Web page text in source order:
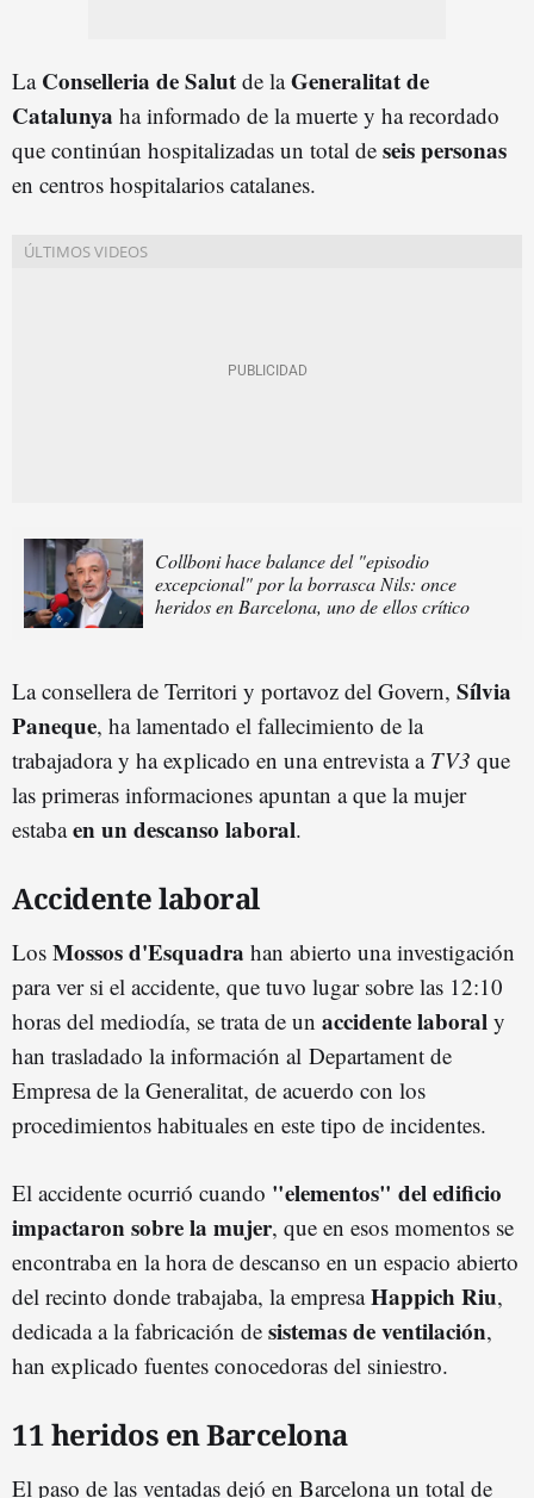
LaConselleria de Salut de laGeneralitat de
Catalunya ha informado de la muerte y ha recordado
que continúan hospitalizadas un total de seis personas
en centros hospitalarios catalanes.
Collboni hace balance del "episodio
excepcional" por la borrasca Nils: once
heridos en Barcelona, uno de ellos crítico
La consellera de Territori y portavoz del Govern, Sílvia
Paneque, ha lamentado el fallecimiento de la
trabajadora y ha explicado en una entrevista a TV3 que
las primeras informaciones apuntan a que la mujer
estabaen un descanso laboral.
Accidente laboral
Los Mossos d'Esquadra han abierto una investigación
para ver si el accidente, que tuvo lugar sobre las 12:10
horas del mediodía, se trata de un accidente laboral y
han trasladado la información al Departament de
Empresa de la Generalitat, de acuerdo con los
procedimientos habituales en este tipo de incidentes.
El accidente ocurrió cuando "elementos" del edificio
impactaron sobre la mujer, que en esos momentos se
encontraba en la hora de descanso en un espacio abierto
del recinto donde trabajaba, la empresaHappich Riu,
dedicada a la fabricación de sistemas de ventilación,
han explicado fuentes conocedoras del siniestro.
11 heridos en Barcelona
El paso de las ventadas dejó en Barcelona un total de